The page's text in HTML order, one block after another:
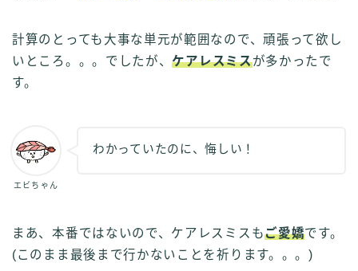
計算のとっても大事な単元が範囲なので、頑張って欲し
いところ。。。でしたが、ケアレスミスが多かったで
す。
エビちゃん
わかっていたのに、悔しい！
まあ、本番ではないので、ケアレスミスもご愛嬌です。
(このまま最後まで行かないことを祈ります。。。)